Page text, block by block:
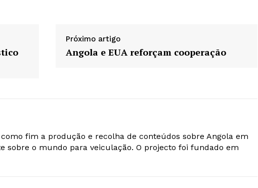
Próximo artigo
Angola e EUA reforçam cooperação
fim a produção e recolha de conteúdos sobre Angola em
sobre o mundo para veiculação. O projecto foi fundado em